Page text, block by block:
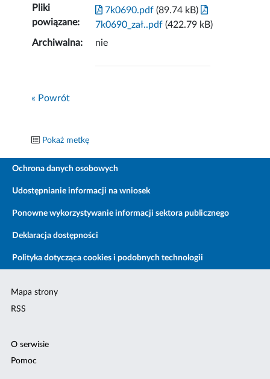
Pliki
powiązane:
7k0690.pdf (89.74 kB)
7k0690_zał..pdf (422.79 kB)
Archiwalna:
nie
« Powrót
Pokaż metkę
Ochrona danych osobowych
Udostępnianie informacji na wniosek
Ponowne wykorzystywanie informacji sektora publicznego
Deklaracja dostępności
Polityka dotycząca cookies i podobnych technologii
Mapa strony
RSS
O serwisie
Pomoc